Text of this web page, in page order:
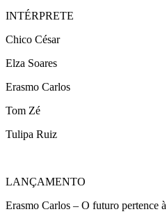
INTÉRPRETE
Chico César
Elza Soares
Erasmo Carlos
Tom Zé
Tulipa Ruiz
LANÇAMENTO
Erasmo Carlos – O futuro pertence